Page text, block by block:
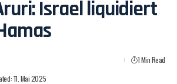
Israel liquidiert
11. Mai 2025
1 Min Read